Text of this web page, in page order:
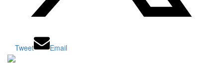
Tweet Email